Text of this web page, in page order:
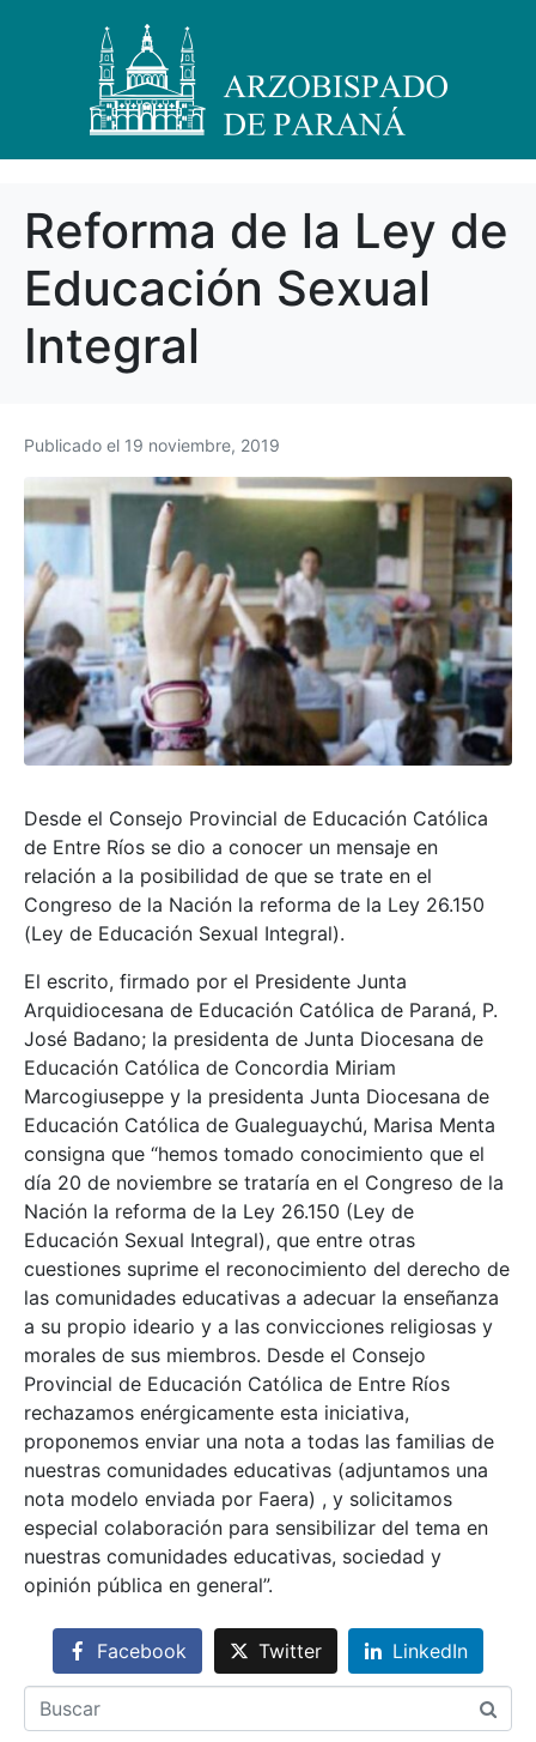
Reforma de la Ley de
Educación Sexual
Integral
Publicado el 19 noviembre, 2019
Desde el Consejo Provincial de Educación Católica
de Entre Ríos se dio a conocer un mensaje en
relación a la posibilidad de que se trate en el
Congreso de la Nación la reforma de la Ley 26.150
(Ley de Educación Sexual Integral).
El escrito, firmado por el Presidente Junta
Arquidiocesana de Educación Católica de Paraná, P.
José Badano; la presidenta de Junta Diocesana de
Educación Católica de Concordia Miriam
Marcogiuseppe y la presidenta Junta Diocesana de
Educación Católica de Gualeguaychú, Marisa Menta
consigna que “hemos tomado conocimiento que el
día 20 de noviembre se trataría en el Congreso de la
Nación la reforma de la Ley 26.150 (Ley de
Educación Sexual Integral), que entre otras
cuestiones suprime el reconocimiento del derecho de
las comunidades educativas a adecuar la enseñanza
a su propio ideario y a las convicciones religiosas y
morales de sus miembros. Desde el Consejo
Provincial de Educación Católica de Entre Ríos
rechazamos enérgicamente esta iniciativa,
proponemos enviar una nota a todas las familias de
nuestras comunidades educativas (adjuntamos una
nota modelo enviada por Faera) , y solicitamos
especial colaboración para sensibilizar del tema en
nuestras comunidades educativas, sociedad y
opinión pública en general”.
Facebook Twitter LinkedIn